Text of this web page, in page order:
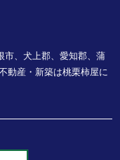
市、犬上郡、愛知郡、蒲
動産・新築は桃栗柿屋に